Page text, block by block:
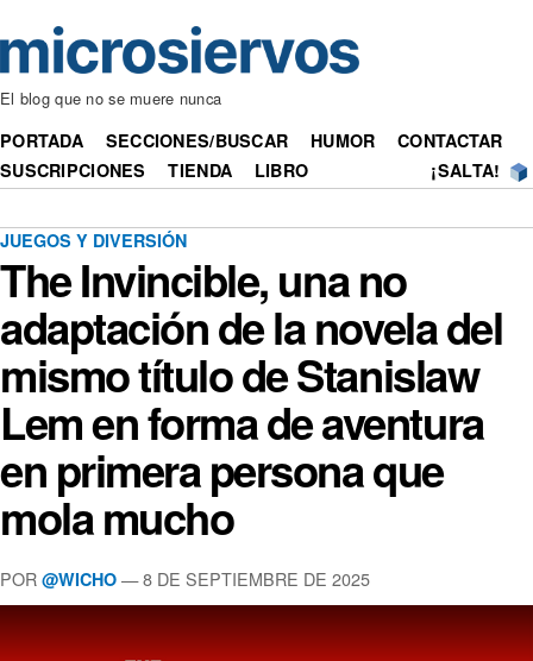
El blog que no se muere nunca
PORTADA SECCIONES/BUSCAR HUMOR
CONTACTAR
SUSCRIPCIONES
TIENDA LIBRO ¡SALTA!
JUEGOS Y DIVERSIÓN
The Invincible, una no
adaptación de la novela del
mismo título de Stanislaw
Lem en forma de aventura
en primera persona que
mola mucho
POR @WICHO — 8 DE SEPTIEMBRE DE 2025